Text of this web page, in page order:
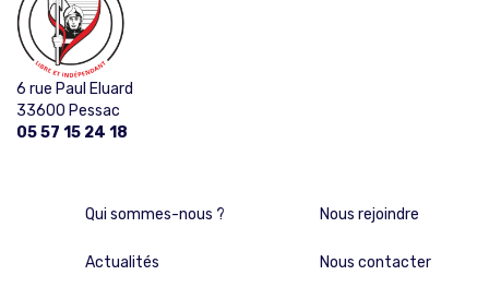
6 rue Paul Eluard
33600 Pessac
05 57 15 24 18
Qui sommes-nous ?
Actualités
Nous rejoindre
Nous contacter